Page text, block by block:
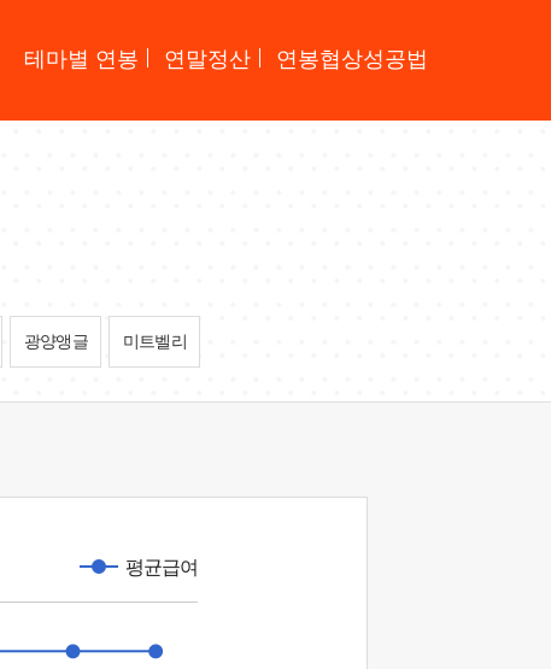
테마별 연봉 연말정산 연봉협상성공법
광양앵글 미트벨리
평균급여